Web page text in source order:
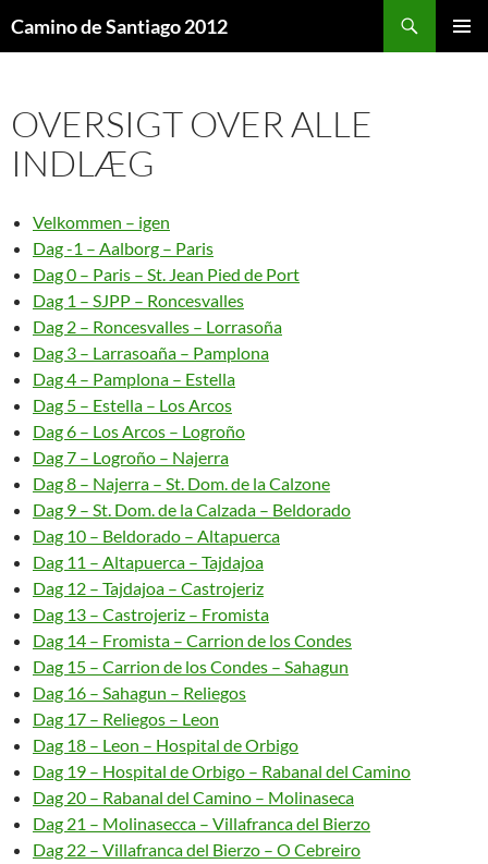
Camino de Santiago 2012
OVERSIGT OVER ALLE
INDLÆG
Velkommen – igen
Dag -1 – Aalborg – Paris
Dag 0 – Paris – St. Jean Pied de Port
Dag 1 – SJPP – Roncesvalles
Dag 2 – Roncesvalles – Lorrasoña
Dag 3 – Larrasoaña – Pamplona
Dag 4 – Pamplona – Estella
Dag 5 – Estella – Los Arcos
Dag 6 – Los Arcos – Logroño
Dag 7 – Logroño – Najerra
Dag 8 – Najerra – St. Dom. de la Calzone
Dag 9 – St. Dom. de la Calzada – Beldorado
Dag 10 – Beldorado – Altapuerca
Dag 11 – Altapuerca – Tajdajoa
Dag 12 – Tajdajoa – Castrojeriz
Dag 13 – Castrojeriz – Fromista
Dag 14 – Fromista – Carrion de los Condes
Dag 15 – Carrion de los Condes – Sahagun
Dag 16 – Sahagun – Reliegos
Dag 17 – Reliegos – Leon
Dag 18 – Leon – Hospital de Orbigo
Dag 19 – Hospital de Orbigo – Rabanal del Camino
Dag 20 – Rabanal del Camino – Molinaseca
Dag 21 – Molinasecca – Villafranca del Bierzo
Dag 22 – Villafranca del Bierzo – O Cebreiro